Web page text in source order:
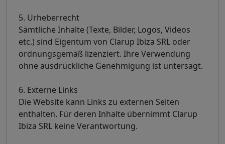
5. Urheberrecht
Sämtliche Inhalte (Texte, Bilder, Logos, Videos
etc.) sind Eigentum von Clarup Ibiza SRL oder
ordnungsgemäß lizenziert. Ihre Verwendung
ohne ausdrückliche Genehmigung ist untersagt.
6. Externe Links
Die Website kann Links zu externen Seiten
enthalten. Für deren Inhalte übernimmt Clarup
Ibiza SRL keine Verantwortung.